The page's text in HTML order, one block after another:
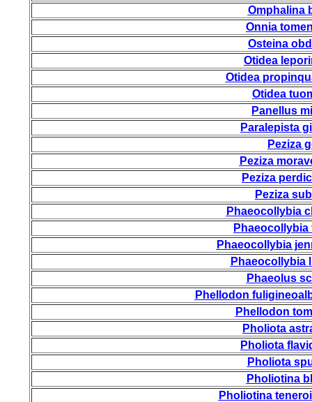
Omphalina
Onnia
Osteina
Otidea
Otidea
Otidea
Panellus
Paralepista
Peziza
Peziza
Peziza
Peziza
Phaeocollybia
Phaeocollybia
Phaeocollybia
Phaeocollybia
Phaeolus
Phellodon
Phellodon
Pholiota
Pholiota
Pholiota
Pholiotina
Pholiotina